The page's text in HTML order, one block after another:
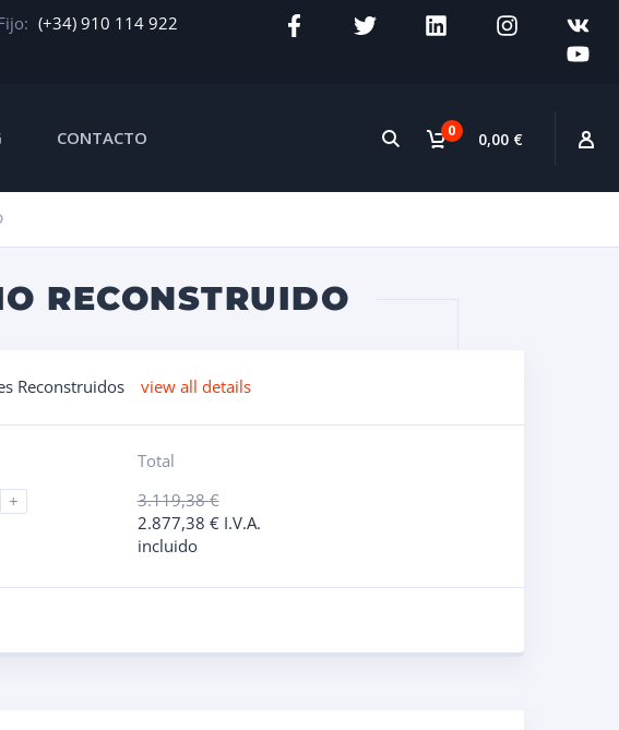
(+34) 910 114 922
0 0,00 €
CONTACTO
RECONSTRUIDO
Reconstruidos view all details
+
Total
3.119,38€
2.877,38 € I.V.A.
incluido